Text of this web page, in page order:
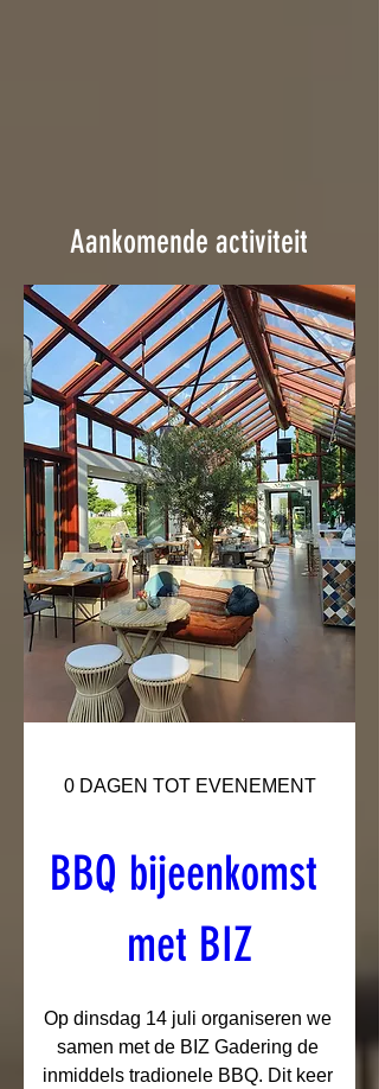
Aankomende activiteit
0 DAGEN TOT EVENEMENT
BBQ bijeenkomst
met BIZ
Op dinsdag 14 juli organiseren we
samen met de BIZ Gadering de
inmiddels tradionele BBQ. Dit keer